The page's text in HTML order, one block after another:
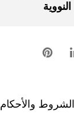
النووية
الشروط والأحكام